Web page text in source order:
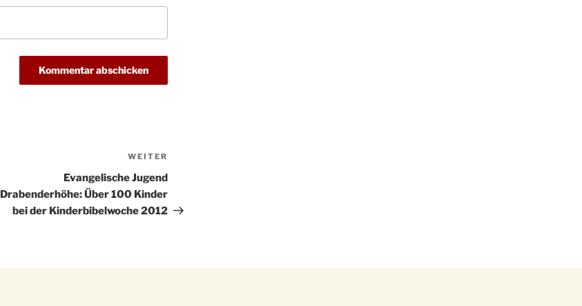
Beitrag
WEITER
Evangelische Jugend
Drabenderhöhe: Über 100 Kinder
bei der Kinderbibelwoche 2012